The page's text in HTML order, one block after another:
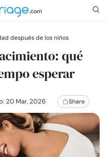
después de los niños
qué
esperar
20 Mar, 2026 Share